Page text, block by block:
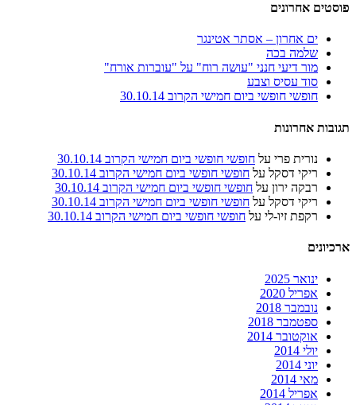
פוסטים אחרונים
ים אחרון – אסתר אטינגר
שלמה בכה
מור דיעי חנני "עושה רוח" על "עוברות אורח"
סוד עסיס וצבע
חופשי חופשי ביום חמישי הקרוב 30.10.14
תגובות אחרונות
נורית פרי על חופשי חופשי ביום חמישי הקרוב 30.10.14
ריקי דסקל על חופשי חופשי ביום חמישי הקרוב 30.10.14
רבקה ירון על חופשי חופשי ביום חמישי הקרוב 30.10.14
ריקי דסקל על חופשי חופשי ביום חמישי הקרוב 30.10.14
רקפת זיו-לי על חופשי חופשי ביום חמישי הקרוב 30.10.14
ארכיונים
ינואר 2025
אפריל 2020
נובמבר 2018
ספטמבר 2018
אוקטובר 2014
יולי 2014
יוני 2014
מאי 2014
אפריל 2014